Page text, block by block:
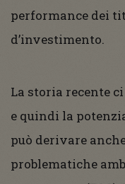
performance dei
d’investimento.
La storia recente
e quindi la
può derivare
problematiche